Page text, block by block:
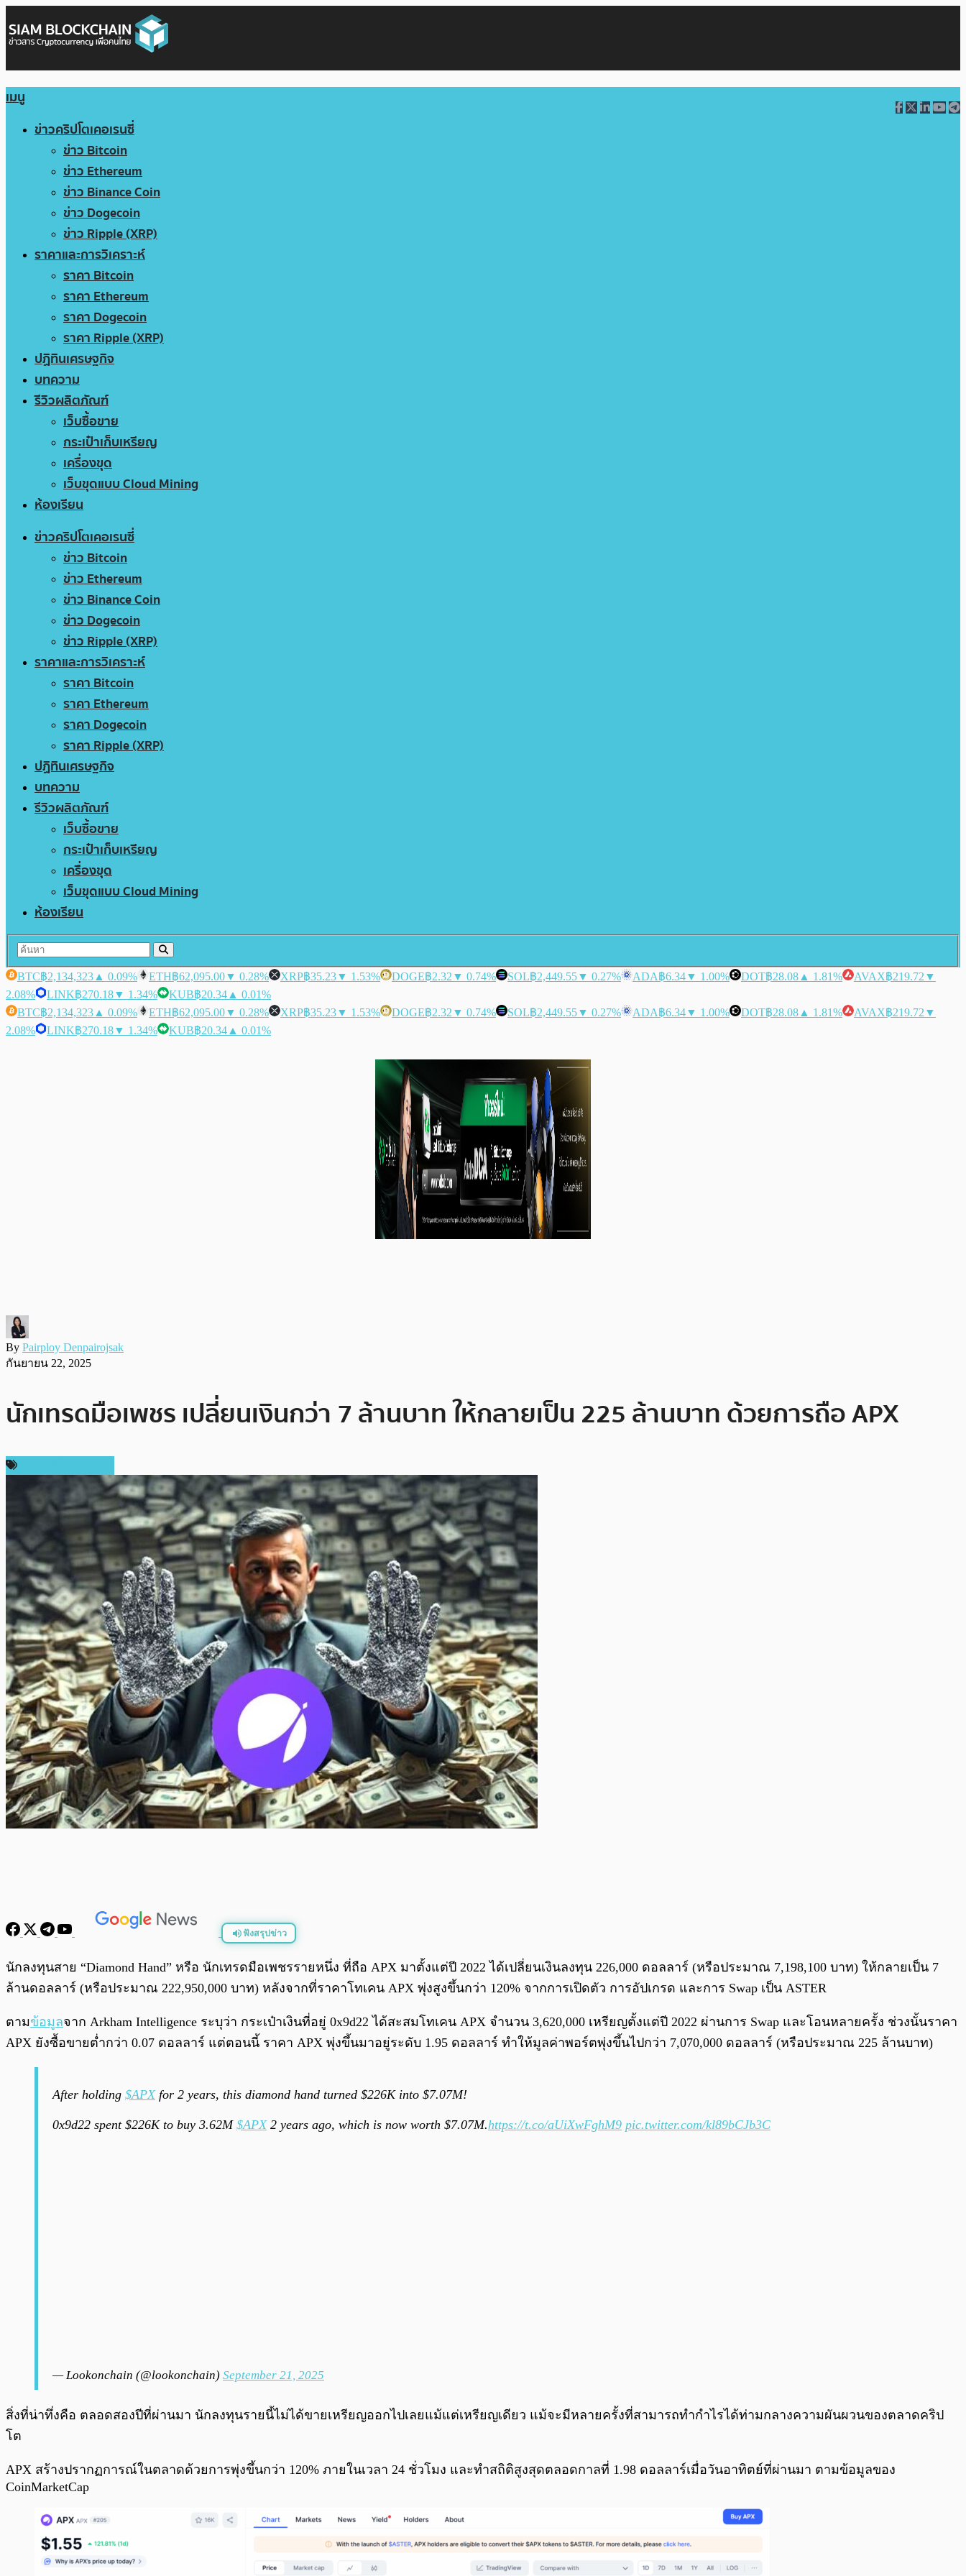
เมนู
ข่าวคริปโตเคอเรนซี่
ข่าว Bitcoin
ข่าว Ethereum
ข่าว Binance Coin
ข่าว Dogecoin
ข่าว Ripple (XRP)
ราคาและการวิเคราะห์
ราคา Bitcoin
ราคา Ethereum
ราคา Dogecoin
ราคา Ripple (XRP)
ปฏิทินเศรษฐกิจ
บทความ
รีวิวผลิตภัณฑ์
เว็บซื้อขาย
กระเป๋าเก็บเหรียญ
เครื่องขุด
เว็บขุดแบบ Cloud Mining
ห้องเรียน
ข่าวคริปโตเคอเรนซี่
ข่าว Bitcoin
ข่าว Ethereum
ข่าว Binance Coin
ข่าว Dogecoin
ข่าว Ripple (XRP)
ราคาและการวิเคราะห์
ราคา Bitcoin
ราคา Ethereum
ราคา Dogecoin
ราคา Ripple (XRP)
ปฏิทินเศรษฐกิจ
บทความ
รีวิวผลิตภัณฑ์
เว็บซื้อขาย
กระเป๋าเก็บเหรียญ
เครื่องขุด
เว็บขุดแบบ Cloud Mining
ห้องเรียน
BTC฿2,134,323 ▲ 0.09% ETH฿62,095.00▼ 0.28% XRP฿35.23▼ 1.53% DOGE฿2.32 ▼ 0.74% SOL฿2,449.55▼ 0.27% ADA฿6.34▼ 1.00% DOT฿28.08 ▲ 1.81% AVAX฿219.72 ▼
2.08%
LINK฿270.18▼ 1.34% KUB฿20.34 ▲ 0.01%
BTC฿2,134,323 ▲ 0.09% ETH฿62,095.00▼ 0.28% XRP฿35.23▼ 1.53% DOGE฿2.32 ▼ 0.74% SOL฿2,449.55▼ 0.27% ADA฿6.34▼ 1.00% DOT฿28.08 ▲ 1.81% AVAX฿219.72 ▼
2.08%
LINK฿270.18▼ 1.34% KUB฿20.34 ▲ 0.01%
By Pairploy Denpairojsak
กันยายน 22, 2025
นักเทรดมือเพชร เปลี่ยนเงินกว่า 7 ล้านบาท ให้กลายเป็น 225 ล้านบาท ด้วยการถือ APX
ฟังสรุปข่าว
พร้อมเล่น 0:00
นักลงทุนสาย “Diamond Hand” หรือ นักเทรดมือเพชรรายหนึ่ง ที่ถือ APX มาตั้งแต่ปี 2022 ได้เปลี่ยนเงินลงทุน 226,000 ดอลลาร์ (หรือประมาณ 7,198,100 บาท) ให้กลายเป็น 7
ล้านดอลลาร์ (หรือประมาณ 222,950,000 บาท) หลังจากที่ราคาโทเคน APX พุ่งสูงขึ้นกว่า 120% จากการเปิดตัว การอัปเกรด และการ Swap เป็น ASTER
ตามข้อมูลจาก Arkham Intelligence ระบุว่า กระเป๋าเงินที่อยู่ 0x9d22 ได้สะสมโทเคน APX จำนวน 3,620,000 เหรียญตั้งแต่ปี 2022 ผ่านการ Swap และโอนหลายครั้ง ช่วงนั้นราคา
APX ยังซื้อขายต่ำกว่า 0.07 ดอลลาร์ แต่ตอนนี้ ราคา APX พุ่งขึ้นมาอยู่ระดับ 1.95 ดอลลาร์ ทำให้มูลค่าพอร์ตพุ่งขึ้นไปกว่า 7,070,000 ดอลลาร์ (หรือประมาณ 225 ล้านบาท)
After holding $APXfor 2 years, this diamond hand turned $226K into $7.07M!
0x9d22 spent $226K to buy 3.62M $APX2 years ago, which is now worth $7.07M.https://t.co/aUiXwFghM9 pic.twitter.com/kl89bCJb3C
— Lookonchain (@lookonchain) September 21, 2025
สิ่งที่น่าทึ่งคือ ตลอดสองปีที่ผ่านมา นักลงทุนรายนี้ไม่ได้ขายเหรียญออกไปเลยแม้แต่เหรียญเดียว แม้จะมีหลายครั้งที่สามารถทำกำไรได้ท่ามกลางความผันผวนของตลาดคริป
โต
APX สร้างปรากฏการณ์ในตลาดด้วยการพุ่งขึ้นกว่า 120% ภายในเวลา 24 ชั่วโมง และทำสถิติสูงสุดตลอดกาลที่ 1.98 ดอลลาร์เมื่อวันอาทิตย์ที่ผ่านมา ตามข้อมูลของ
CoinMarketCap